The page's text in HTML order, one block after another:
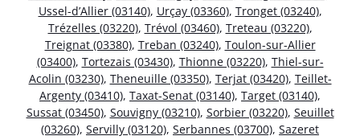
Ussel-d’Allier (03140), Urçay (03360), Tronget (03240),
Trézelles (03220), Trévol (03460), Treteau (03220),
Treignat (03380), Treban (03240), Toulon-sur-Allier
(03400), Tortezais (03430), Thionne (03220), Thiel-sur-
Acolin (03230), Theneuille (03350), Terjat (03420), Teillet-
Argenty (03410), Taxat-Senat (03140), Target (03140),
Sussat (03450), Souvigny (03210), Sorbier (03220), Seuillet
(03260), Servilly (03120), Serbannes (03700), Sazeret